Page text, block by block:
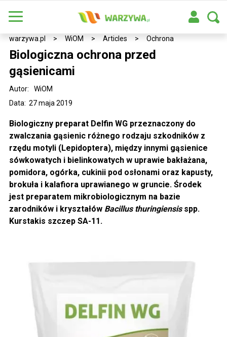
warzywa.pl > WiOM > Articles > Ochrona
Biologiczna ochrona przed
gąsienicami
Data: 27 maja 2019
Autor: WiOM
Biologiczny preparat Delfin WG przeznaczony do
zwalczania gąsienic różnego rodzaju szkodników z
rzędu motyli (Lepidoptera), między innymi gąsienice
sówkowatych i bielinkowatych w uprawie bakłażana,
pomidora, ogórka, cukinii pod osłonami oraz kapusty,
brokuła i kalafiora uprawianego w gruncie. Środek
jest preparatem mikrobiologicznym na bazie
zarodników i kryształów Bacillus thuringiensisspp.
Kurstakis szczep SA-11.